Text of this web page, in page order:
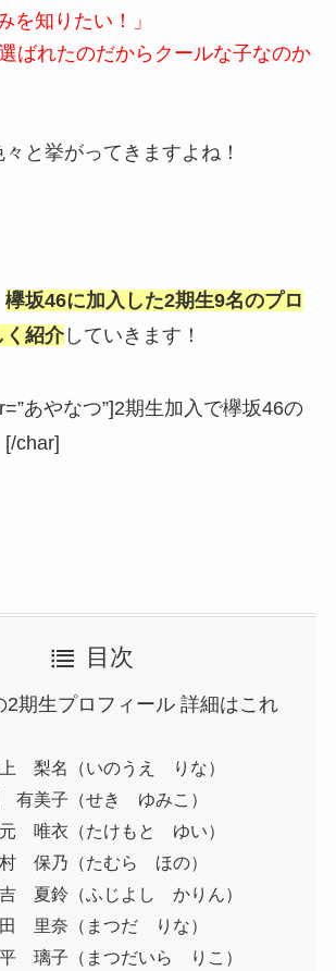
を知りたい！」
選ばれたのだからクールな子なのか
と挙がってきますよね！
欅坂46に加入した2期生9名のプロ
く紹介していきます！
あやなつ”]2期生加入で欅坂46の
char]
目次
2期生プロフィール 詳細はこれ
梨名（いのうえ りな）
有美子（せき ゆみこ）
唯衣（たけもと ゆい）
保乃（たむら ほの）
夏鈴（ふじよし かりん）
里奈（まつだ りな）
璃子（まつだいら りこ）